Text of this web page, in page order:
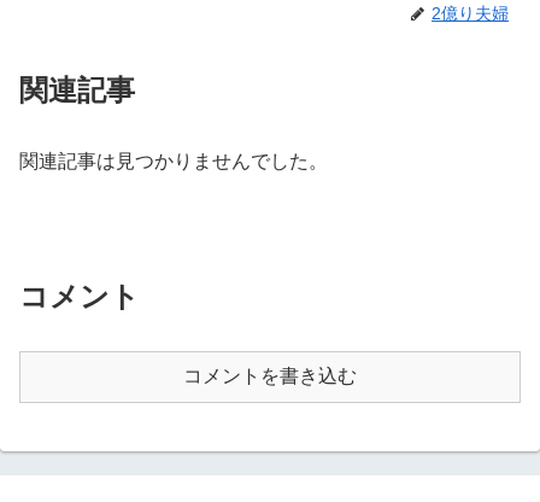
2億り夫婦
関連記事
関連記事は見つかりませんでした。
コメント
コメントを書き込む